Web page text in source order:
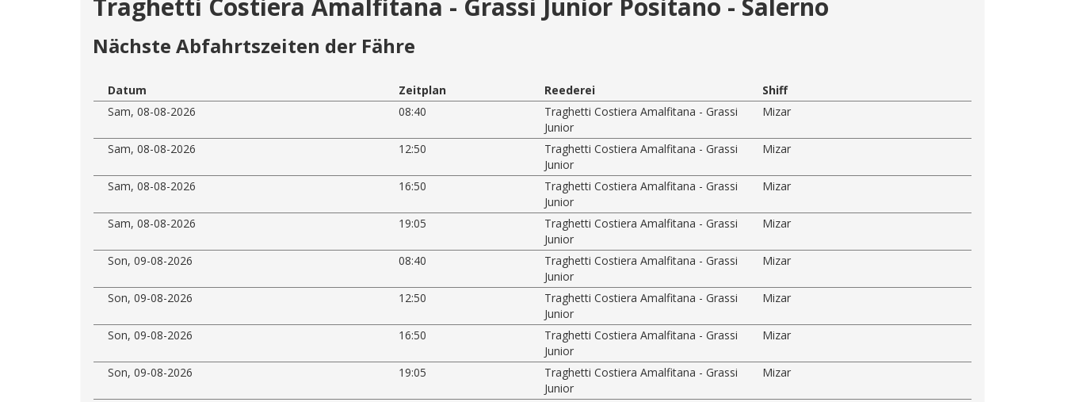
Traghetti Costiera Amalfitana - Grassi Junior Positano - Salerno
Nächste Abfahrtszeiten der Fähre
Datum Zeitplan Reederei
Shiff
Sam, 08-08-2026
08:40
Traghetti Costiera Amalfitana - Grassi
Junior
Mizar
Sam, 08-08-2026 12:50
Traghetti Costiera Amalfitana - Grassi
Junior
Mizar
Sam, 08-08-2026 16:50
Traghetti Costiera Amalfitana - Grassi
Junior
Mizar
Sam, 08-08-2026 19:05
Traghetti Costiera Amalfitana - Grassi
Junior
Mizar
Son, 09-08-2026 08:40
Traghetti Costiera Amalfitana - Grassi
Junior
Mizar
Son, 09-08-2026 12:50
Traghetti Costiera Amalfitana - Grassi
Junior
Mizar
Son, 09-08-2026 16:50
Traghetti Costiera Amalfitana - Grassi
Junior
Mizar
Son, 09-08-2026 19:05
Traghetti Costiera Amalfitana - Grassi
Junior
Mizar